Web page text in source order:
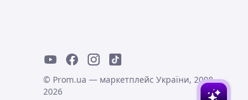
© Prom.ua — маркетплейс України, 2008-
2026